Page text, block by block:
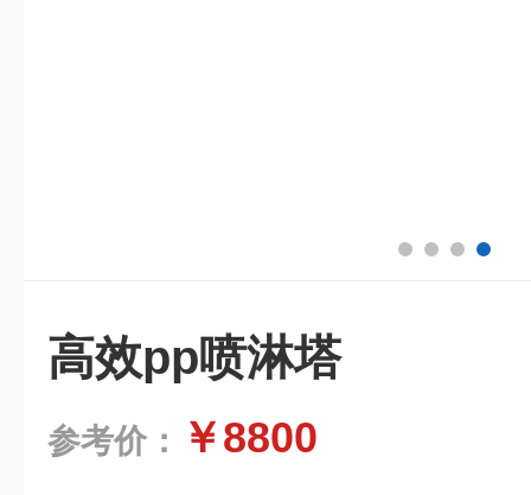
高效pp喷淋塔
参考价： ￥8800